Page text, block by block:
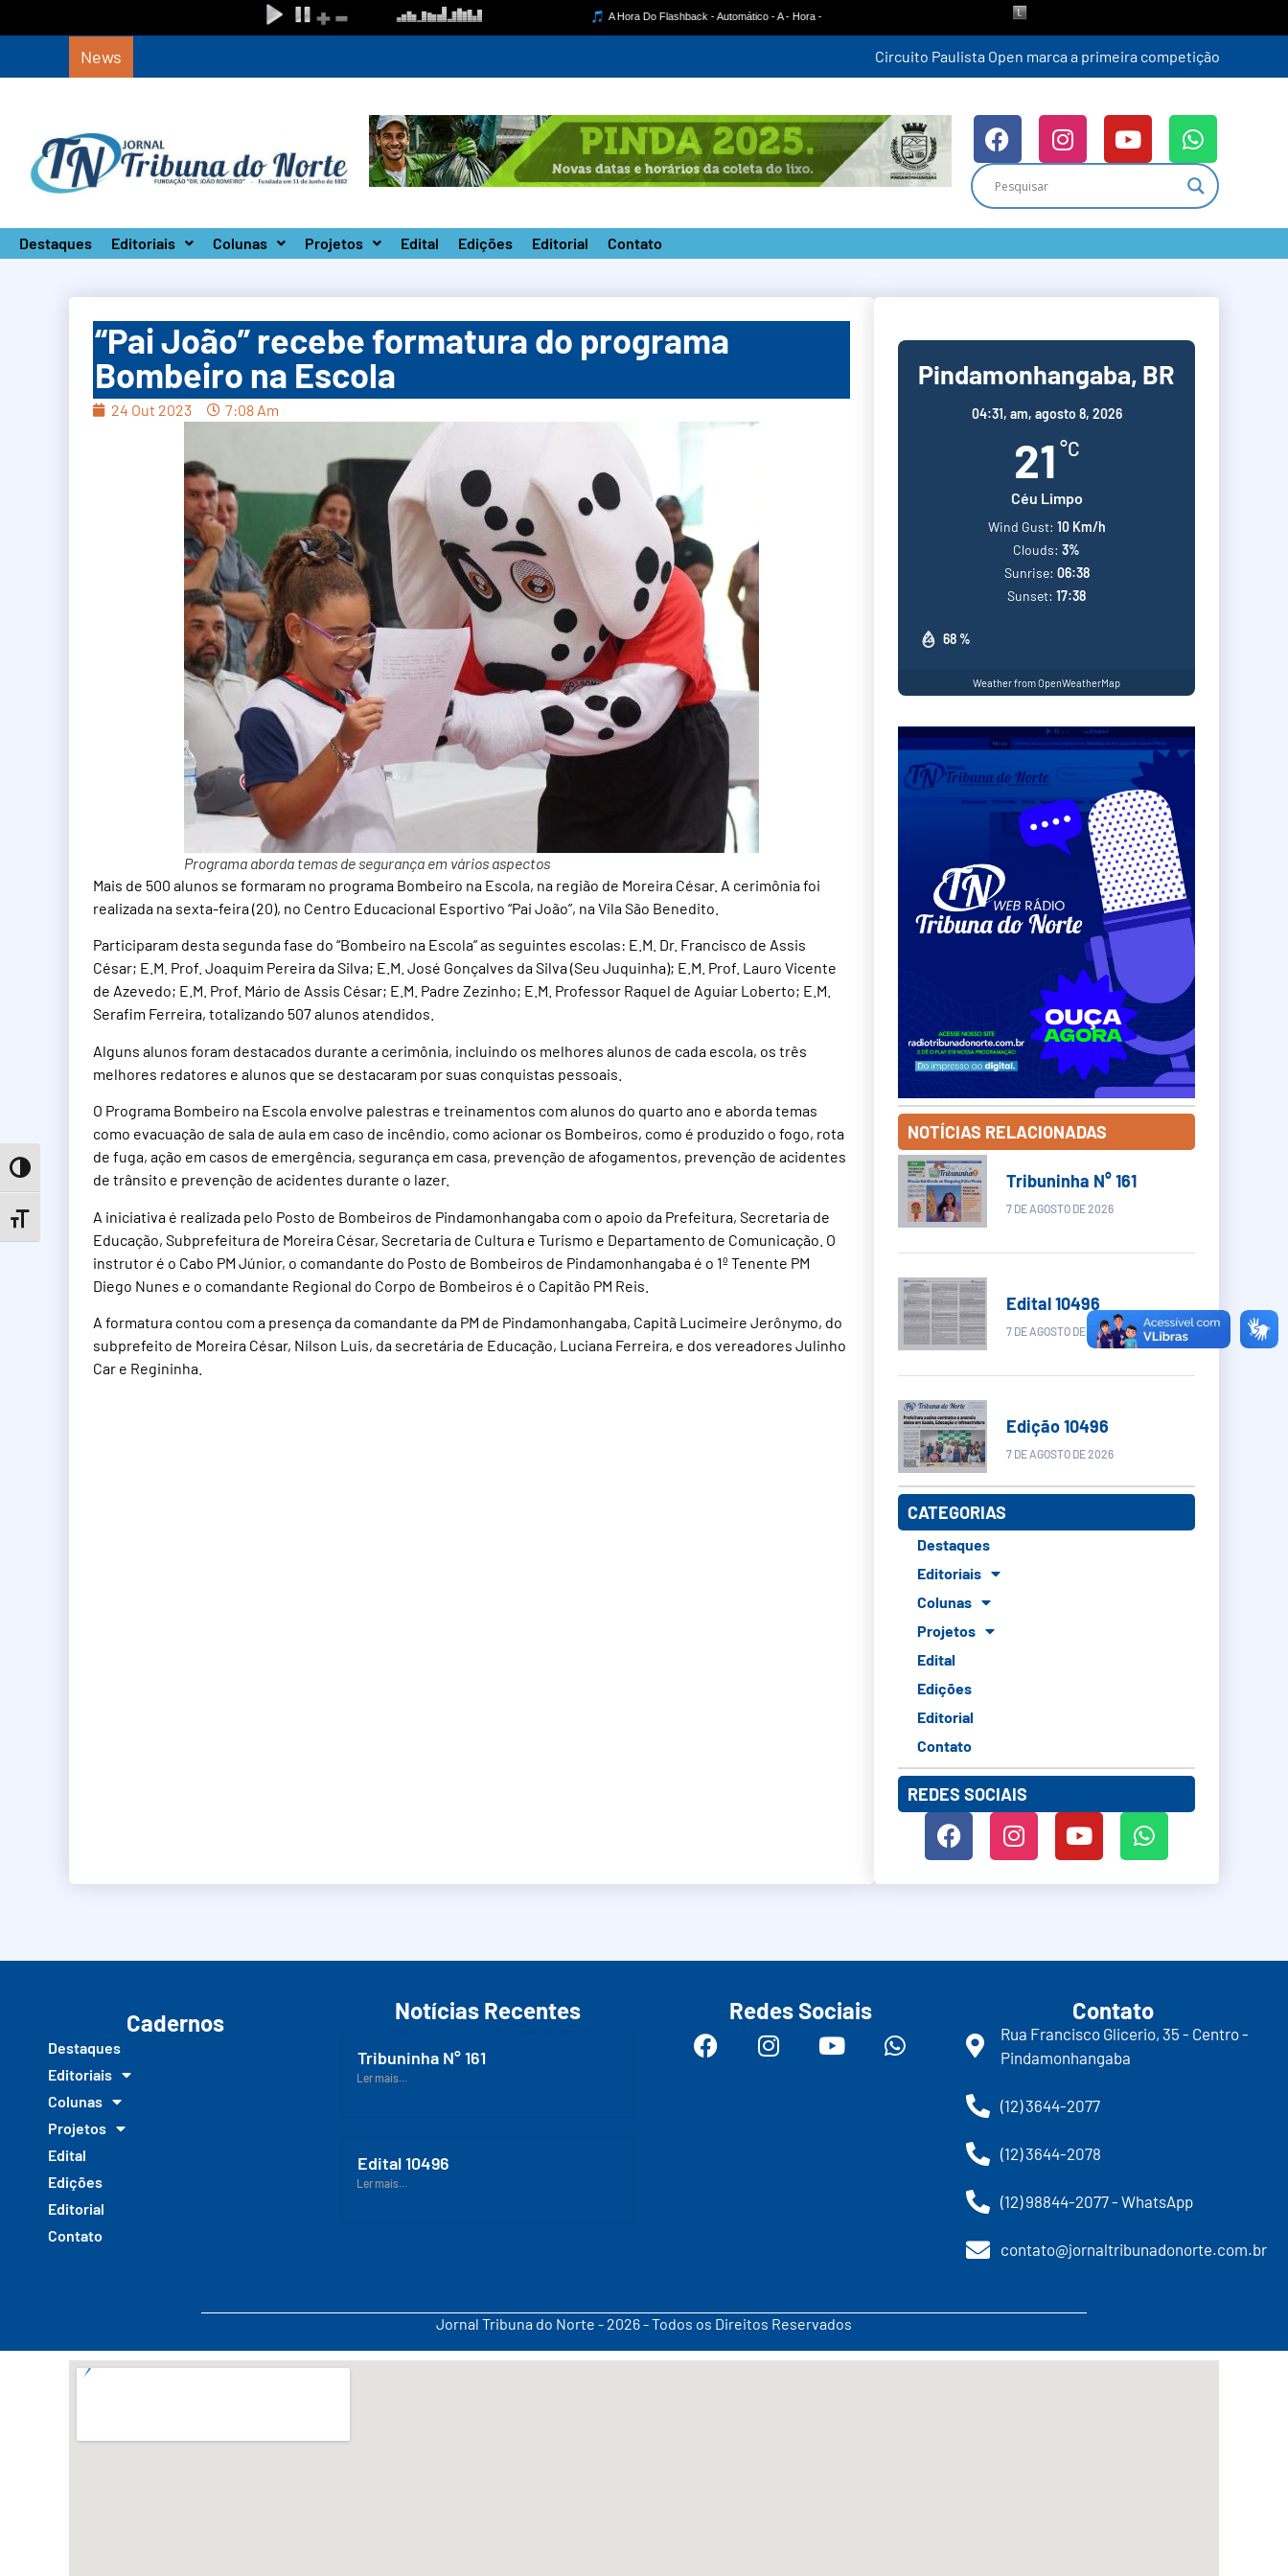
Toggle High Contrast
Toggle Font size
News
Destaques Editoriais Colunas Projetos Edital Edições Editorial Contato
“Pai João” recebe formatura do programa
Bombeiro na Escola
24 Out 2023 7:08 Am
Programa aborda temas de segurança em vários aspectos
Mais de 500 alunos se formaram no programa Bombeiro na Escola, na região de Moreira César. A cerimônia foi
realizada na sexta-feira (20), no Centro Educacional Esportivo “Pai João”, na Vila São Benedito.
Participaram desta segunda fase do “Bombeiro na Escola” as seguintes escolas: E.M. Dr. Francisco de Assis
César; E.M. Prof. Joaquim Pereira da Silva; E.M. José Gonçalves da Silva (Seu Juquinha); E.M. Prof. Lauro Vicente
de Azevedo; E.M. Prof. Mário de Assis César; E.M. Padre Zezinho; E.M. Professor Raquel de Aguiar Loberto; E.M.
Serafim Ferreira, totalizando 507 alunos atendidos.
Alguns alunos foram destacados durante a cerimônia, incluindo os melhores alunos de cada escola, os três
melhores redatores e alunos que se destacaram por suas conquistas pessoais.
O Programa Bombeiro na Escola envolve palestras e treinamentos com alunos do quarto ano e aborda temas
como evacuação de sala de aula em caso de incêndio, como acionar os Bombeiros, como é produzido o fogo, rota
de fuga, ação em casos de emergência, segurança em casa, prevenção de afogamentos, prevenção de acidentes
de trânsito e prevenção de acidentes durante o lazer.
A iniciativa é realizada pelo Posto de Bombeiros de Pindamonhangaba com o apoio da Prefeitura, Secretaria de
Educação, Subprefeitura de Moreira César, Secretaria de Cultura e Turismo e Departamento de Comunicação. O
instrutor é o Cabo PM Júnior, o comandante do Posto de Bombeiros de Pindamonhangaba é o 1º Tenente PM
Diego Nunes e o comandante Regional do Corpo de Bombeiros é o Capitão PM Reis.
A formatura contou com a presença da comandante da PM de Pindamonhangaba, Capitã Lucimeire Jerônymo, do
subprefeito de Moreira César, Nilson Luis, da secretária de Educação, Luciana Ferreira, e dos vereadores Julinho
Car e Regininha.
Pindamonhangaba, BR
04:31, am, agosto 8, 2026
21 °C
Céu Limpo
68 %
Wind Gust: 10 Km/h
Clouds: 3%
Sunrise: 06:38
Sunset: 17:38
Weather from OpenWeatherMap
NOTÍCIAS RELACIONADAS
Tribuninha N° 161
7 DE AGOSTO DE 2026
Edital 10496
7 DE AGOSTO DE 2026
Edição 10496
7 DE AGOSTO DE 2026
CATEGORIAS
Destaques
Editoriais
Colunas
Projetos
Edital
Edições
Editorial
Contato
REDES SOCIAIS
Cadernos
Destaques
Editoriais
Colunas
Projetos
Edital
Edições
Editorial
Contato
Notícias Recentes
Tribuninha N° 161
Ler mais...
Edital 10496
Ler mais...
Redes Sociais Contato
Rua Francisco Glicerio, 35 - Centro -
Pindamonhangaba
(12) 3644-2077
(12) 3644-2078
(12) 98844-2077 - WhatsApp
contato@jornaltribunadonorte.com.br
Jornal Tribuna do Norte - 2026 - Todos os Direitos Reservados